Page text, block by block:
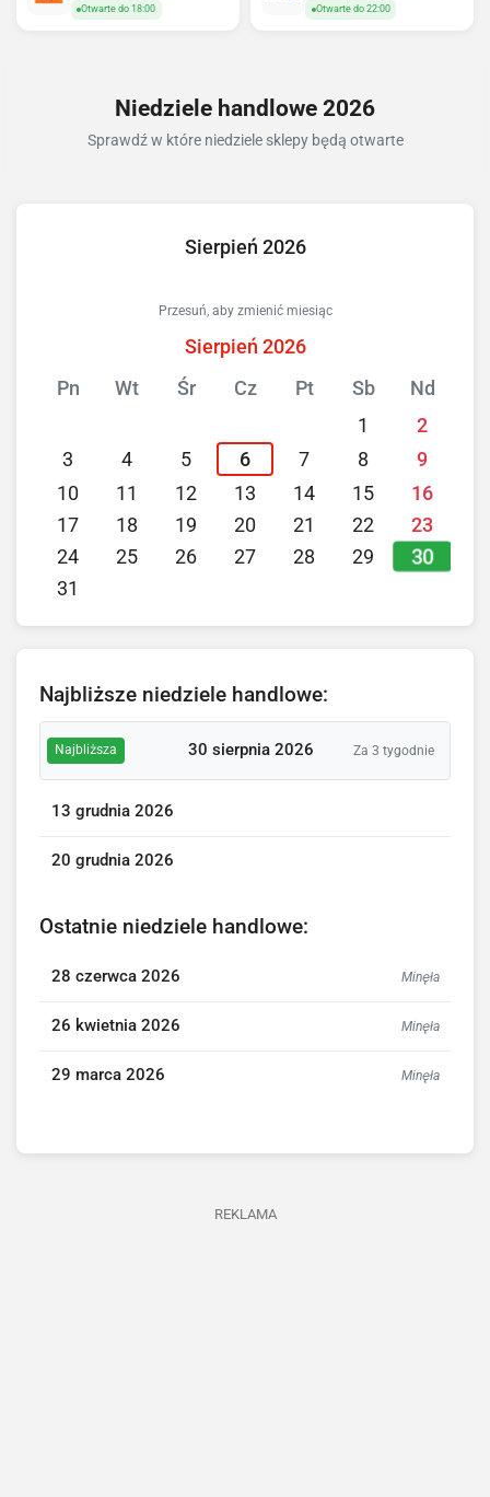
Otwarte do 18:00 Otwarte do 22:00
Niedziele handlowe 2026
Sprawdź w które niedziele sklepy będą otwarte
Sierpień 2026
Przesuń, aby zmienić miesiąc
Sierpień 2026
Pn
Wt Śr Cz Pt Sb
Nd
1
2
3
4 5 6 7 8
9
10
11 12 13 14 15
16
17
18 19 20 21 22
23
24
25 26 27 28 29 30
31
Najbliższe niedziele handlowe:
Najbliższa 30 sierpnia 2026 Za 3 tygodnie
13 grudnia 2026
20 grudnia 2026
Ostatnie niedziele handlowe:
28 czerwca 2026 Minęła
26 kwietnia 2026 Minęła
29 marca 2026 Minęła
REKLAMA